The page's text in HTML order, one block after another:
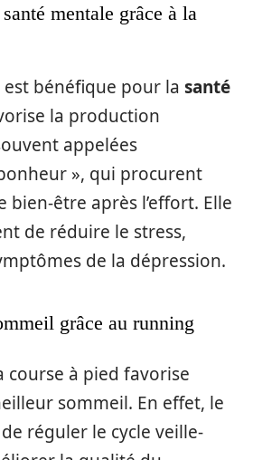
mentale grâce à la
est bénéfique pour la santé
la production
appelées
», qui procurent
bien-être après l’effort. Elle
de réduire le stress,
de la dépression.
grâce au running
course à pied favorise
sommeil. En effet, le
réguler le cycle veille-